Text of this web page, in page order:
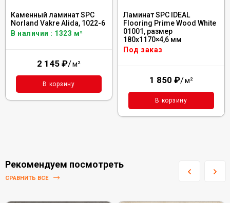
Каменный ламинат SPC
Norland Vakre Alida, 1022-6
В наличии : 1323 м²
2 145 ₽/м²
В корзину
Ламинат SPC IDEAL
Flooring Prime Wood White
01001, размер
180x1170×4,6 мм
Под заказ
1 850 ₽/м²
В корзину
Рекомендуем посмотреть
СРАВНИТЬ ВСЕ